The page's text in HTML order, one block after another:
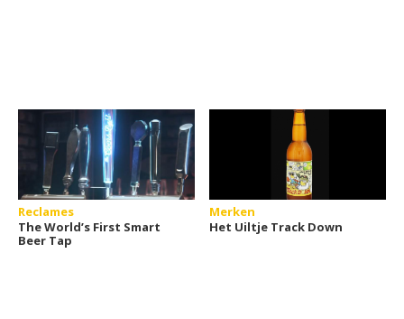
Reclames
The World’s First Smart
Beer Tap
Merken
Het Uiltje Track Down